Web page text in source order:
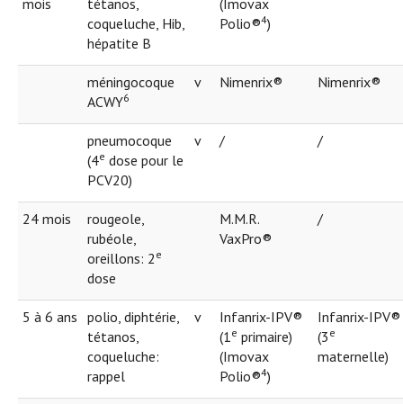
coqueluche, Hib,
hépatite B
Polio®4)
méningocoque
ACWY6
v Nimenrix® Nimenrix®
pneumocoque
(4e dose pour le
PCV20)
v / /
24 mois
rougeole,
rubéole,
oreillons: 2 e
dose
M.M.R.
VaxPro®
/
5 à 6 ans polio, diphtérie,
tétanos,
coqueluche:
rappel
v
Infanrix-IPV®
(1e primaire)
(Imovax
Polio®4)
Infanrix-IPV®
(3 e
maternelle)